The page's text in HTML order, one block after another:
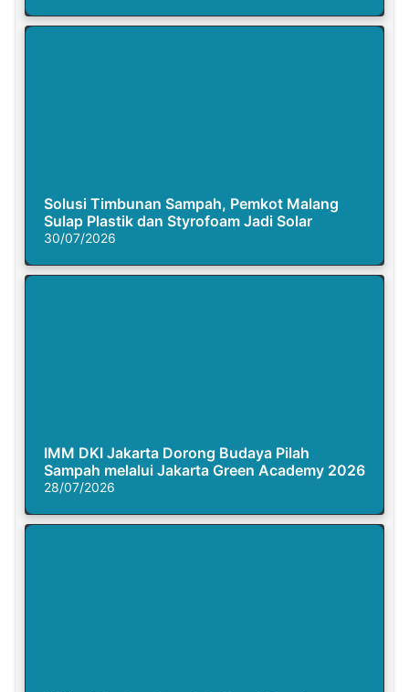
Solusi Timbunan Sampah, Pemkot Malang
Sulap Plastik dan Styrofoam Jadi Solar
30/07/2026
IMM DKI Jakarta Dorong Budaya Pilah
Sampah melalui Jakarta Green Academy 2026
28/07/2026